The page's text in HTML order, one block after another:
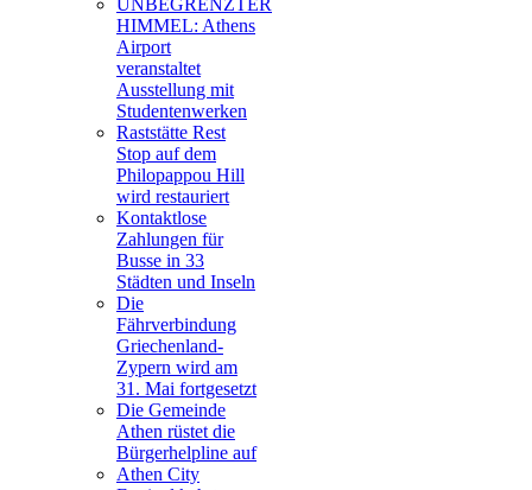
UNBEGRENZTER
HIMMEL: Athens
Airport
veranstaltet
Ausstellung mit
Studentenwerken
Raststätte Rest
Stop auf dem
Philopappou Hill
wird restauriert
Kontaktlose
Zahlungen für
Busse in 33
Städten und Inseln
Die
Fährverbindung
Griechenland-
Zypern wird am
31. Mai fortgesetzt
Die Gemeinde
Athen rüstet die
Bürgerhelpline auf
Athen City